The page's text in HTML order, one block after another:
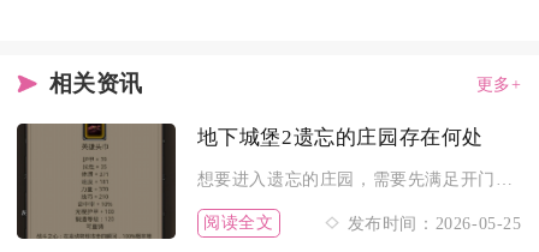
相关资讯 更多+
地下城堡2遗忘的庄园存在何处
想要进入遗忘的庄园，需要先满足开门条件。到达图2荒野（7,4...
阅读全文 发布时间：2026-05-25